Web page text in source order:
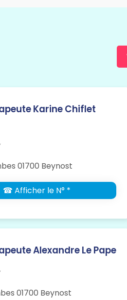
Karine Chiflet
01700 Beynost
☎ Afficher le N° *
Alexandre Le Pape
01700 Beynost